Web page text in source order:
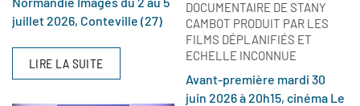
juillet 2026, Conteville (27)
LIRE LA SUITE
DOCUMENTAIRE DE STANY
CAMBOT PRODUIT PAR LES
FILMS DÉPLANIFIÉS ET
ECHELLE INCONNUE
Avant-première mardi 30
juin 2026 à 20h15, cinéma Le